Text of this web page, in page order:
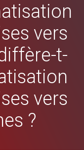
vers
t-
vers
?